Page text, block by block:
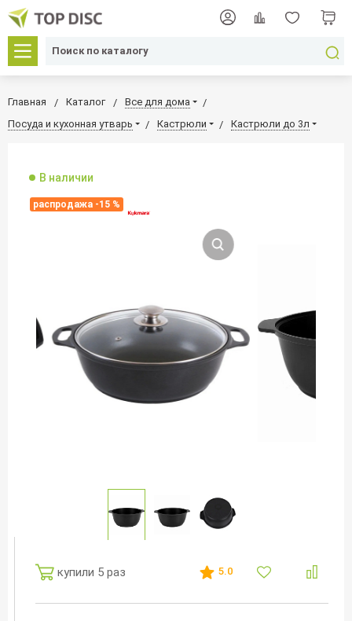
Главная Каталог
Все для дома
Посуда и кухонная утварь
Кастрюли Кастрюли до 3л
В наличии
распродажа -15 %
купили 5 раз 5.0